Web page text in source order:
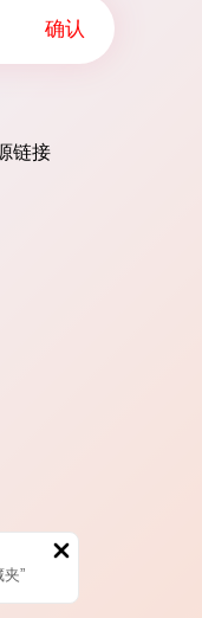
确认
链接
”